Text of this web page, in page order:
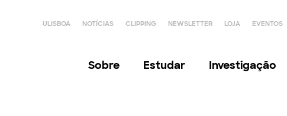
ULISBOA NOTÍCIAS CLIPPING NEWSLETTER LOJA EVENTOS
Sobre Estudar Investigação